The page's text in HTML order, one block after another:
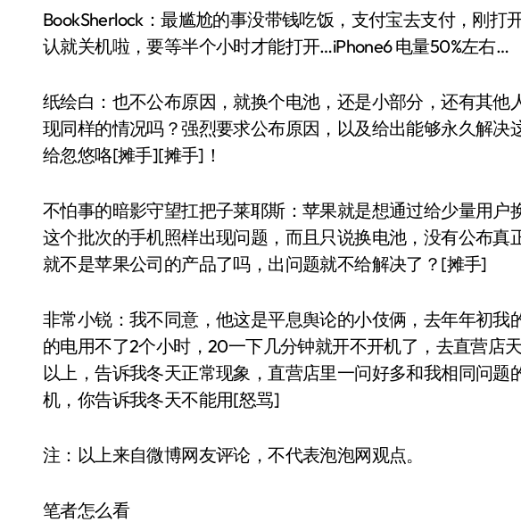
BookSherlock：最尴尬的事没带钱吃饭，支付宝去支付，刚打
认就关机啦，要等半个小时才能打开…iPhone6 电量50%左右…
纸绘白：也不公布原因，就换个电池，还是小部分，还有其他
现同样的情况吗？强烈要求公布原因，以及给出能够永久解决
给忽悠咯[摊手][摊手]！
不怕事的暗影守望扛把子莱耶斯：苹果就是想通过给少量用
这个批次的手机照样出现问题，而且只说换电池，没有公布
就不是苹果公司的产品了吗，出问题就不给解决了？[摊手]
非常小锐：我不同意，他这是平息舆论的小伎俩，去年年初我
的电用不了2个小时，20一下几分钟就开不开机了，去直营店
以上，告诉我冬天正常现象，直营店里一问好多和我相同问题
机，你告诉我冬天不能用[怒骂]
注：以上来自微博网友评论，不代表泡泡网观点。
笔者怎么看